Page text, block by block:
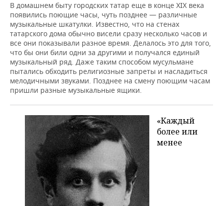
В домашнем быту городских татар еще в конце XIX века
появились поющие часы, чуть позднее — различные
музыкальные шкатулки. Известно, что на стенах
татарского дома обычно висели сразу несколько часов и
все они показывали разное время. Делалось это для того,
что бы они били одни за другими и получался единый
музыкальный ряд. Даже таким способом мусульмане
пытались обходить религиозные запреты и насладиться
мелодичными звуками. Позднее на смену поющим часам
пришли разные музыкальные ящики.
«Каждый
более или
менее